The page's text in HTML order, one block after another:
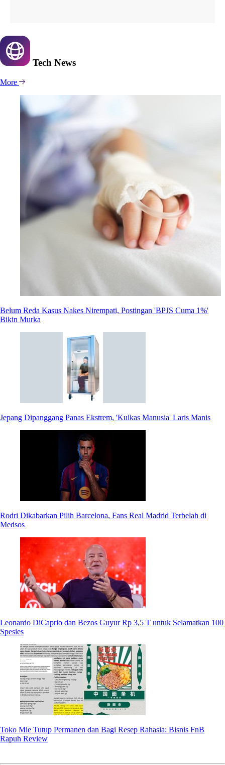
Tech News
More
Belum Reda Kasus Nakes Nirempati, Postingan 'BPJS Cuma 1%'
Bikin Murka
Jepang Dipanggang Panas Ekstrem, 'Kulkas Manusia' Laris Manis
Rodri Dikabarkan Pilih Barcelona, Fans Real Madrid Terbelah di
Medsos
Leonardo DiCaprio dan Bezos Guyur Rp 3,5 T untuk Selamatkan 100
Spesies
Toko Mie Tutup Permanen dan Bagi Resep Rahasia: Bisnis FnB
Rapuh Review